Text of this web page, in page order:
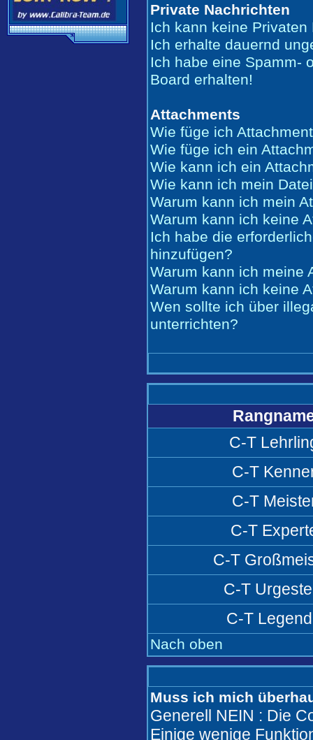
Private Nachrichten
Ich kann keine
Ich erhalte dauernd
Ich habe eine Spamm-
Board erhalten!
Attachments
Wie füge ich
Wie füge ich ein
Wie kann ich ein
Wie kann ich mein
Warum kann ich mein
Warum kann ich keine
Ich habe die
hinzufügen?
Warum kann ich meine
Warum kann ich keine
Wen sollte ich über
unterrichten?
C-T
C-T
C-T
C-T
C-T
C-T
C-T
Nach oben
Muss ich mich
Generell NEIN : Die
Einige wenige